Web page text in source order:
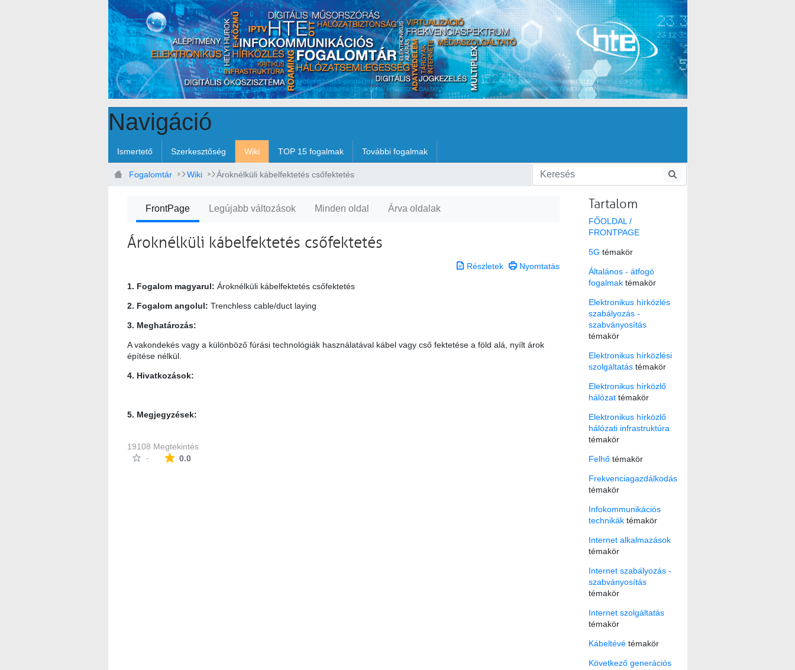
Navigáció
Ismertető Szerkesztőség Wiki TOP 15 fogalmak További fogalmak
Fogalomtár Wiki Ároknélküli kábelfektetés csőfektetés
FrontPage Legújabb változások Minden oldal Árva oldalak
Ároknélküli kábelfektetés csőfektetés
Részletek Nyomtatás
1. Fogalom magyarul: Ároknélküli kábelfektetés csőfektetés
2. Fogalom angolul: Trenchless cable/duct laying
3. Meghatározás:
A vakondekés vagy a különböző fúrási technológiák használatával kábel vagy cső fektetése a föld alá, nyílt árok
építése nélkül.
4. Hivatkozások:
5. Megjegyzések:
19108 Megtekintés
-
0.0Az átlagos minősítés 0 csillag a lehetséges 5-ből.
Tartalom
FŐOLDAL /
FRONTPAGE
5G témakör
Általános - átfogó
fogalmaktémakör
Elektronikus hírközlés
szabályozás -
szabványosítás
témakör
Elektronikus hírközlési
szolgáltatástémakör
Elektronikus hírközlő
hálózattémakör
Elektronikus hírközlő
hálózati infrastruktúra
témakör
Felhőtémakör
Frekvenciagazdálkodás
témakör
Infokommunikációs
technikáktémakör
Internet alkalmazások
témakör
Internet szabályozás -
szabványosítás
témakör
Internet szolgáltatás
témakör
Kábeltévétémakör
Következő generációs